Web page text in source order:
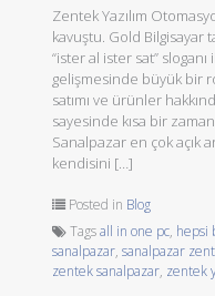
Zentek Yazılım
kavuştu. Gold Bilgisayar
“ister al ister sat”
gelişmesinde büyük bir
satımı ve ürünler
sayesinde kısa bir
Sanalpazar en çok açık
kendisini […]
Posted in Blog
Tagsall in one pc, hepsi
sanalpazar,sanalpazar
zentek sanalpazar, zentek